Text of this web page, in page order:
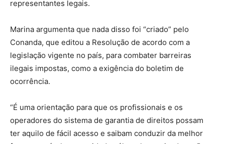
representantes legais.
Marina argumenta que nada disso foi “criado” pelo
Conanda, que editou a Resolução de acordo com a
legislação vigente no país, para combater barreiras
ilegais impostas, como a exigência do boletim de
ocorrência.
“É uma orientação para que os profissionais e os
operadores do sistema de garantia de direitos possam
ter aquilo de fácil acesso e saibam conduzir da melhor